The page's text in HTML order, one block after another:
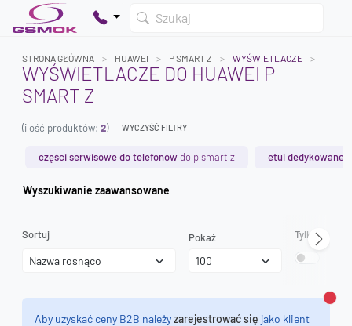
Szukaj
Dodaj produkty, aby kontynuować.
STRONA GŁÓWNA HUAWEI P SMART Z WYŚWIETLACZE
WYŚWIETLACZE DO HUAWEI P
SMART Z
(ilość produktów: 2) WYCZYŚĆ FILTRY
części serwisowe do telefonów do p smart z etui dedykowane
Wyszukiwanie zaawansowane
Sortuj Pokaż Tylko
Aby uzyskać ceny B2B należyzarejestrować się jako klient